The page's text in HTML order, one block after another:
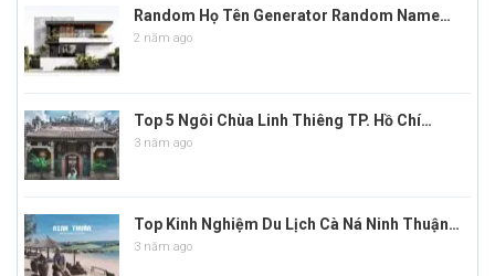
Random Họ Tên Generator Random Name…
2 năm ago
Top 5 Ngôi Chùa Linh Thiêng TP. Hồ Chí…
3 năm ago
Top Kinh Nghiệm Du Lịch Cà Ná Ninh Thuận…
3 năm ago